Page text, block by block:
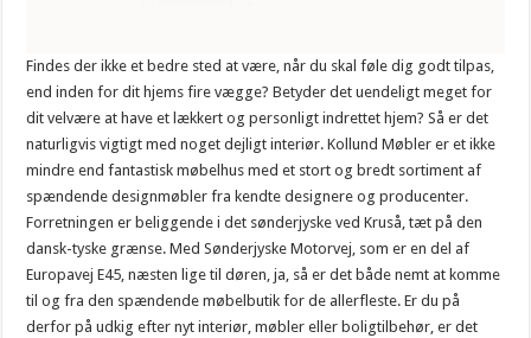
Findes der ikke et bedre sted at være, når du skal føle dig godt tilpas,
end inden for dit hjems fire vægge? Betyder det uendeligt meget for
dit velvære at have et lækkert og personligt indrettet hjem? Så er det
naturligvis vigtigt med noget dejligt interiør. Kollund Møbler er et ikke
mindre end fantastisk møbelhus med et stort og bredt sortiment af
spændende designmøbler fra kendte designere og producenter.
Forretningen er beliggende i det sønderjyske ved Kruså, tæt på den
dansk-tyske grænse. Med Sønderjyske Motorvej, som er en del af
Europavej E45, næsten lige til døren, ja, så er det både nemt at komme
til og fra den spændende møbelbutik for de allerfleste. Er du på
derfor på udkig efter nyt interiør, møbler eller boligtilbehør, er det